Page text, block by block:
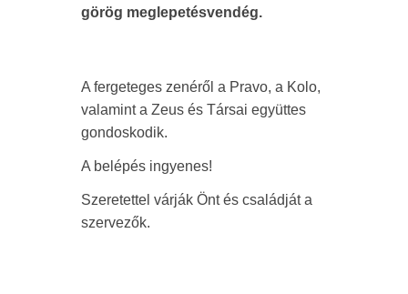
görög meglepetésvendég.
A fergeteges zenéről a Pravo, a Kolo,
valamint a Zeus és Társai együttes
gondoskodik.
A belépés ingyenes!
Szeretettel várják Önt és családját a
szervezők.